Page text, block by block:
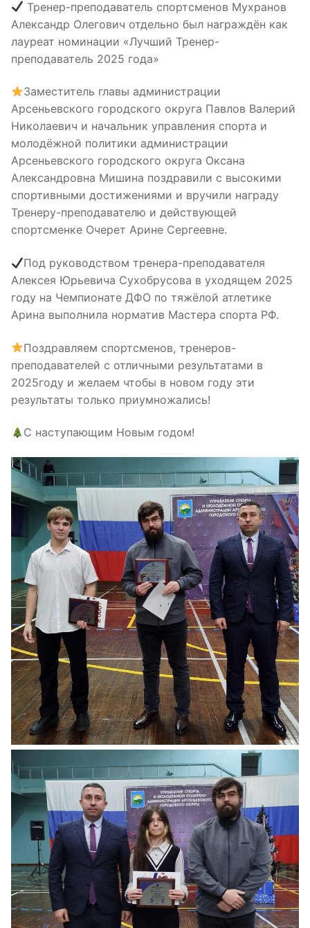
Тренер-преподаватель спортсменов Мухранов
Александр Олегович отдельно был награждён как
лауреат номинации «Лучший Тренер-
преподаватель 2025 года»
Заместитель главы администрации
Арсеньевского городского округа Павлов Валерий
Николаевич и начальник управления спорта и
молодёжной политики администрации
Арсеньевского городского округа Оксана
Александровна Мишина поздравили с высокими
спортивными достижениями и вручили награду
Тренеру-преподавателю и действующей
спортсменке Очерет Арине Сергеевне.
Под руководством тренера-преподавателя
Алексея Юрьевича Сухобрусова в уходящем 2025
году на Чемпионате ДФО по тяжёлой атлетике
Арина выполнила норматив Мастера спорта РФ.
Поздравляем спортсменов, тренеров-
преподавателей с отличными результатами в
2025году и желаем чтобы в новом году эти
результаты только приумножались!
С наступающим Новым годом!